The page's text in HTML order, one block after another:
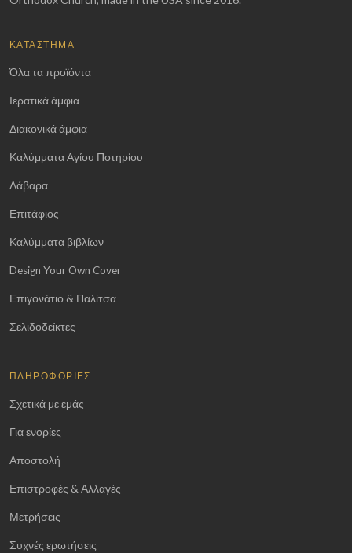
ΚΑΤΆΣΤΗΜΑ
Όλα τα προϊόντα
Ιερατικά άμφια
Διακονικά άμφια
Καλύμματα Αγίου Ποτηρίου
Λάβαρα
Επιτάφιος
Καλύμματα βιβλίων
Design Your Own Cover
Επιγονάτιο & Παλίτσα
Σελιδοδείκτες
ΠΛΗΡΟΦΟΡΊΕΣ
Σχετικά με εμάς
Για ενορίες
Αποστολή
Επιστροφές & Αλλαγές
Μετρήσεις
Συχνές ερωτήσεις